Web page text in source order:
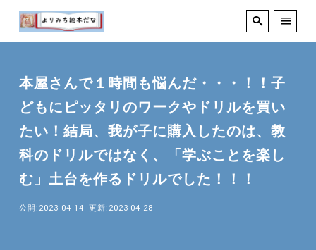
本屋さんで１時間も悩んだ・・・！！子
どもにピッタリのワークやドリルを買い
たい！結局、我が子に購入したのは、教
科のドリルではなく、「学ぶことを楽し
む」土台を作るドリルでした！！！
公開:2023-04-14 更新:2023-04-28